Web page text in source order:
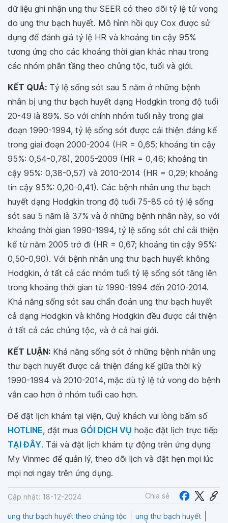
dữ liệu ghi nhận ung thư SEER có theo dõi tỷ lệ tử vong
do ung thư bạch huyết. Mô hình hồi quy Cox được sử
dụng để đánh giá tỷ lệ HR và khoảng tin cậy 95%
tương ứng cho các khoảng thời gian khác nhau trong
các nhóm phân tầng theo chủng tộc, tuổi và giới.
KẾT QUẢ: Tỷ lệ sống sót sau 5 năm ở những bệnh
nhân bị ung thư bạch huyết dạng Hodgkin trong độ tuổi
20-49 là 89%. So với chính nhóm tuổi này trong giai
đoạn 1990-1994, tỷ lệ sống sót được cải thiện đáng kể
trong giai đoạn 2000-2004 (HR = 0,65; khoảng tin cậy
95%: 0,54-0,78), 2005-2009 (HR = 0,46; khoảng tin
cậy 95%: 0,38-0,57) và 2010-2014 (HR = 0,29; khoảng
tin cậy 95%: 0,20-0,41). Các bệnh nhân ung thư bạch
huyết dạng Hodgkin trong độ tuổi 75-85 có tỷ lệ sống
sót sau 5 năm là 37% và ở những bệnh nhân này, so với
khoảng thời gian 1990-1994, tỷ lệ sống sót chỉ cải thiện
kể từ năm 2005 trở đi (HR = 0,67; khoảng tin cậy 95%:
0,50-0,90). Với bệnh nhân ung thư bạch huyết không
Hodgkin, ở tất cả các nhóm tuổi tỷ lệ sống sót tăng lên
trong khoảng thời gian từ 1990-1994 đến 2010-2014.
Khả năng sống sót sau chẩn đoán ung thư bạch huyết
cả dạng Hodgkin và không Hodgkin đều được cải thiện
ở tất cả các chủng tộc, và ở cả hai giới.
KẾT LUẬN: Khả năng sống sót ở những bệnh nhân ung
thư bạch huyết được cải thiện đáng kể giữa thời kỳ
1990-1994 và 2010-2014, mặc dù tỷ lệ tử vong do bệnh
vẫn cao hơn ở nhóm tuổi cao hơn.
Để đặt lịch khám tại viện, Quý khách vui lòng bấm số
HOTLINE, đặt mua GÓI DỊCH VỤ hoặc đặt lịch trực tiếp
TẠI ĐÂY. Tải và đặt lịch khám tự động trên ứng dụng
My Vinmec để quản lý, theo dõi lịch và đặt hẹn mọi lúc
mọi nơi ngay trên ứng dụng.
Cập nhật: 18-12-2024 Chia sẻ
ung thư bạch huyết theo chủng tộc
ung thư bạch huyết